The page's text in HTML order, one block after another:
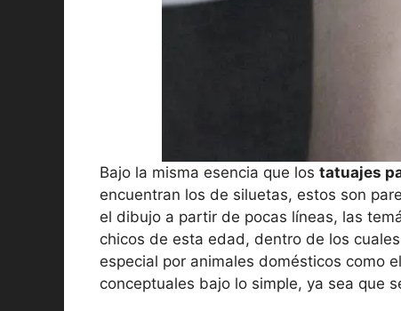
Bajo la misma esencia que los tatuajes
encuentran los de siluetas, estos son
el dibujo a partir de pocas líneas, las
chicos de esta edad, dentro de los
especial por animales domésticos como
conceptuales bajo lo simple, ya sea que